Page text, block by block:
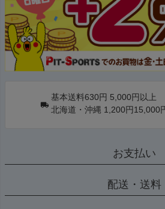
基本送料630円 5,000円以上
北海道・沖縄 1,200円15,000
お支払い
配送・送料